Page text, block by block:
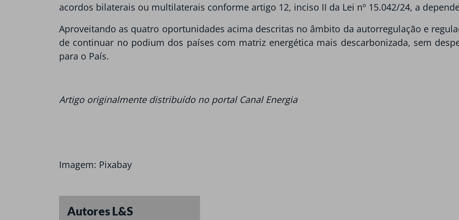
acordos bilaterais ou multilaterais conforme artigo 12, inciso II da Lei nº 15.042/24, a
Aproveitando as quatro oportunidades acima descritas no âmbito da autorregulação e
de continuar no podium dos países com matriz energética mais descarbonizada, sem
para o País.
Artigo originalmente distribuído no portal Canal Energia
Imagem: Pixabay
Autores L&S